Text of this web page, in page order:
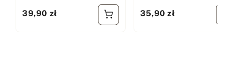
Cena regularna
39,90 zł Cena regularna
35,90 zł